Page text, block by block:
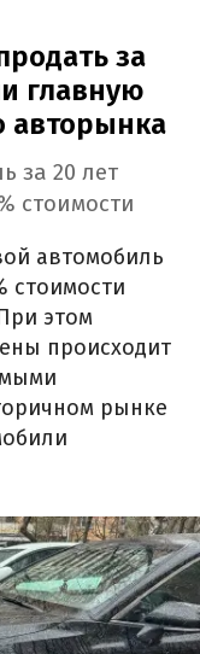
за
главную
авторынка
за 20 лет
стоимости
автомобиль
стоимости
этом
происходит
рынке